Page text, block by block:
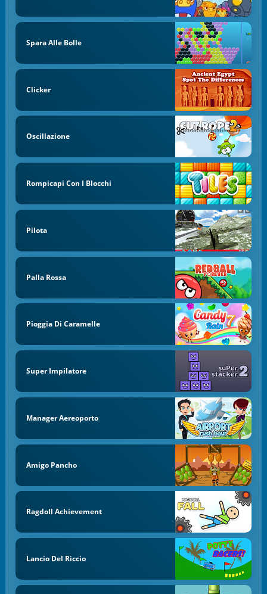
Spara Alle Bolle
Clicker
Oscillazione
Rompicapi Con I Blocchi
Pilota
Palla Rossa
Pioggia Di Caramelle
Super Impilatore
Manager Aereoporto
Amigo Pancho
Ragdoll Achievement
Lancio Del Riccio